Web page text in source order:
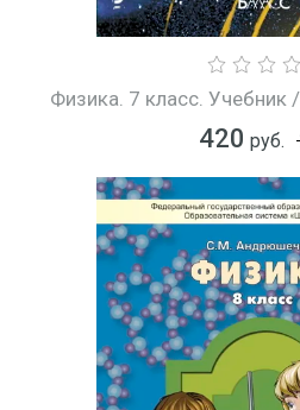
Физика. 7 класс.
420 руб.